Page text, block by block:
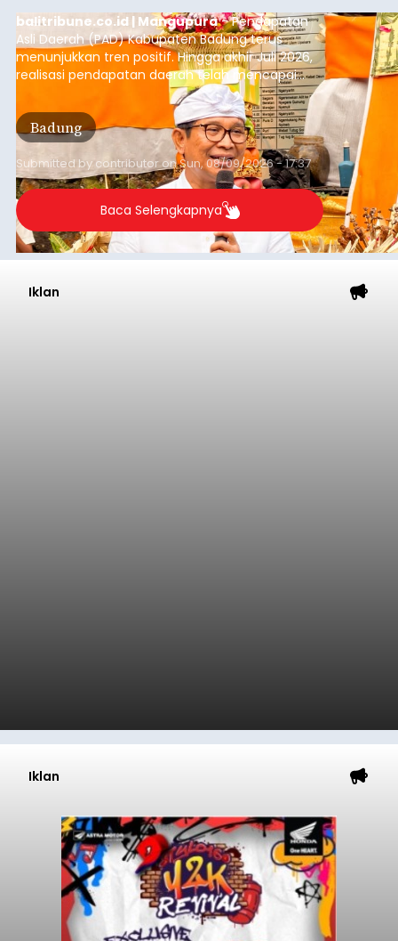
balitribune.co.id | Mangupura- Pendapatan
Asli Daerah (PAD) Kabupaten Badung terus
menunjukkan tren positif. Hingga akhir Juli 2026,
realisasi pendapatan daerah telah mencapai
Rp4,1 triliun atau rata-rata sekitar Rp730 miliar
per bulan, meningkat signifikan dibandingkan
rata-rata penerimaan sebelumnya yang berkisar
Rp350 miliar hingga Rp400 miliar per bulan.
Badung
Submitted by contributoronSun, 08/09/2026 - 17:37
Baca Selengkapnya
Iklan
Iklan